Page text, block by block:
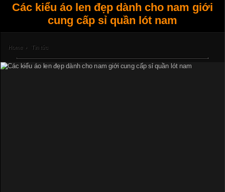
Các kiểu áo len đẹp dành cho nam giới
cung cấp sỉ quần lót nam
Home › Tin tức